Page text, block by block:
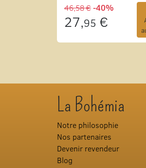
46,58 €-40%
27,95 €
La Bohémia
Notre philosophie
Nos partenaires
Devenir revendeur
Blog